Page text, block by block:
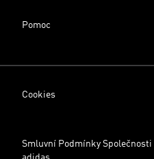
Pomoc
Cookies
Smluvní Podmínky Společnosti